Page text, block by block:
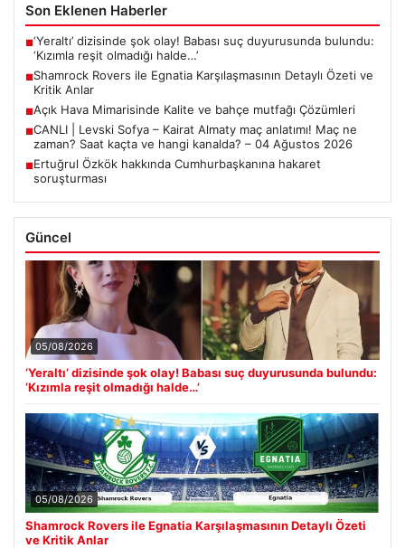
Son Eklenen Haberler
■‘Yeraltı’ dizisinde şok olay! Babası suç duyurusunda bulundu:
‘Kızımla reşit olmadığı halde…’
■Shamrock Rovers ile Egnatia Karşılaşmasının Detaylı Özeti ve
Kritik Anlar
■Açık Hava Mimarisinde Kalite ve bahçe mutfağı Çözümleri
■CANLI | Levski Sofya – Kairat Almaty maç anlatımı! Maç ne
zaman? Saat kaçta ve hangi kanalda? – 04 Ağustos 2026
■Ertuğrul Özkök hakkında Cumhurbaşkanına hakaret
soruşturması
Güncel
05/08/2026
‘Yeraltı’ dizisinde şok olay! Babası suç duyurusunda bulundu:
‘Kızımla reşit olmadığı halde…’
05/08/2026
Shamrock Rovers ile Egnatia Karşılaşmasının Detaylı Özeti
ve Kritik Anlar